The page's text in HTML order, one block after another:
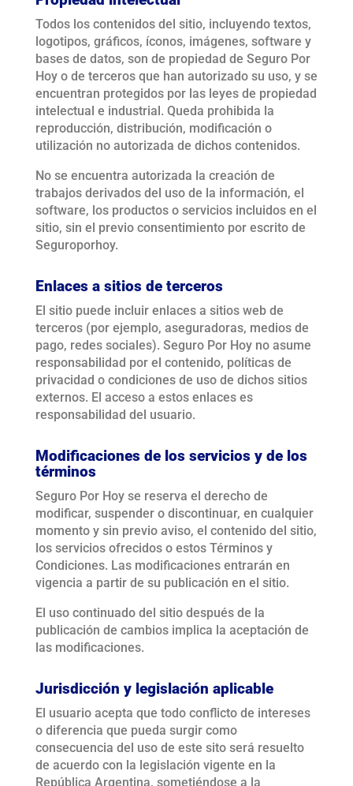
Todos los contenidos del sitio, incluyendo textos,
logotipos, gráficos, íconos, imágenes, software y
bases de datos, son de propiedad de Seguro Por
Hoy o de terceros que han autorizado su uso, y se
encuentran protegidos por las leyes de propiedad
intelectual e industrial. Queda prohibida la
reproducción, distribución, modificación o
utilización no autorizada de dichos contenidos.
No se encuentra autorizada la creación de
trabajos derivados del uso de la información, el
software, los productos o servicios incluidos en el
sitio, sin el previo consentimiento por escrito de
Seguroporhoy.
Enlaces a sitios de terceros
El sitio puede incluir enlaces a sitios web de
terceros (por ejemplo, aseguradoras, medios de
pago, redes sociales). Seguro Por Hoy no asume
responsabilidad por el contenido, políticas de
privacidad o condiciones de uso de dichos sitios
externos. El acceso a estos enlaces es
responsabilidad del usuario.
Modificaciones de los servicios y de los
términos
Seguro Por Hoy se reserva el derecho de
modificar, suspender o discontinuar, en cualquier
momento y sin previo aviso, el contenido del sitio,
los servicios ofrecidos o estos Términos y
Condiciones. Las modificaciones entrarán en
vigencia a partir de su publicación en el sitio.
El uso continuado del sitio después de la
publicación de cambios implica la aceptación de
las modificaciones.
Jurisdicción y legislación aplicable
El usuario acepta que todo conflicto de intereses
o diferencia que pueda surgir como
consecuencia del uso de este sito será resuelto
de acuerdo con la legislación vigente en la
República Argentina, sometiéndose a la